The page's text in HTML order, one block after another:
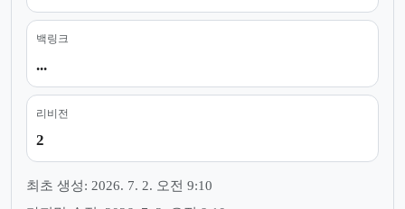
백링크
...
리비전
2
최초 생성: 2026. 7. 2. 오전 9:10